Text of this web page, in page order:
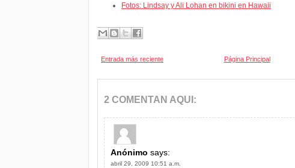
Fotos: Lindsay y Ali Lohan en bikini en Hawaii
Entrada más reciente Página Principal
2 COMENTAN AQUI:
Anónimo says:
abril 29, 2009 10:51 a.m.